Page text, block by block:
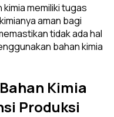
memiliki tugas
aman bagi
tidak ada hal
bahan kimia
Kimia
Produksi